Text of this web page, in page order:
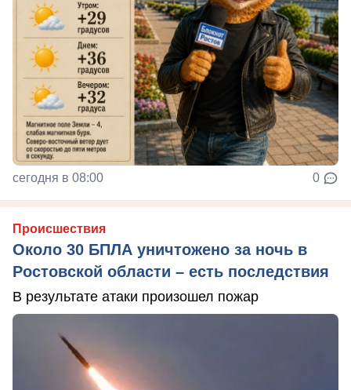
сегодня в 08:00 0
Происшествия
Около 30 БПЛА уничтожено за ночь в
Ростовской области – есть последствия
В результате атаки произошел пожар